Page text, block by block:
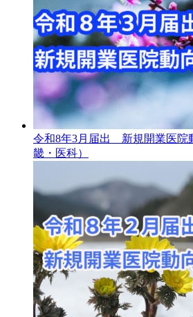
令和8年3月届出 新規開業医院
畿・医科）